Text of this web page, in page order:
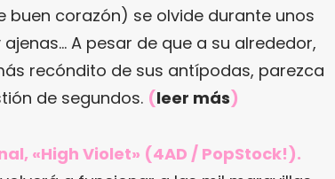
corazón) se olvide durante unos
A pesar de que a su alrededor,
recóndito de sus antípodas, parezca
de segundos. (leer más)
«High Violet» (4AD / PopStock!).